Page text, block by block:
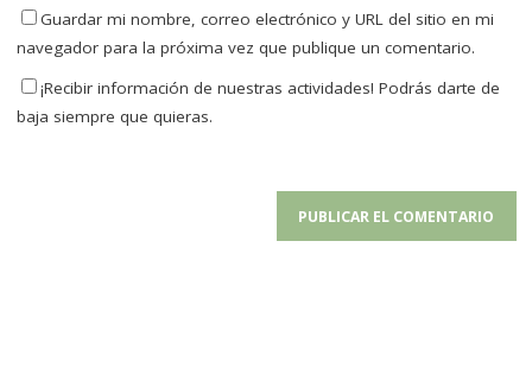
Guardar mi nombre, correo electrónico y URL del sitio en mi
navegador para la próxima vez que publique un comentario.
¡Recibir información de nuestras actividades! Podrás darte de
baja siempre que quieras.